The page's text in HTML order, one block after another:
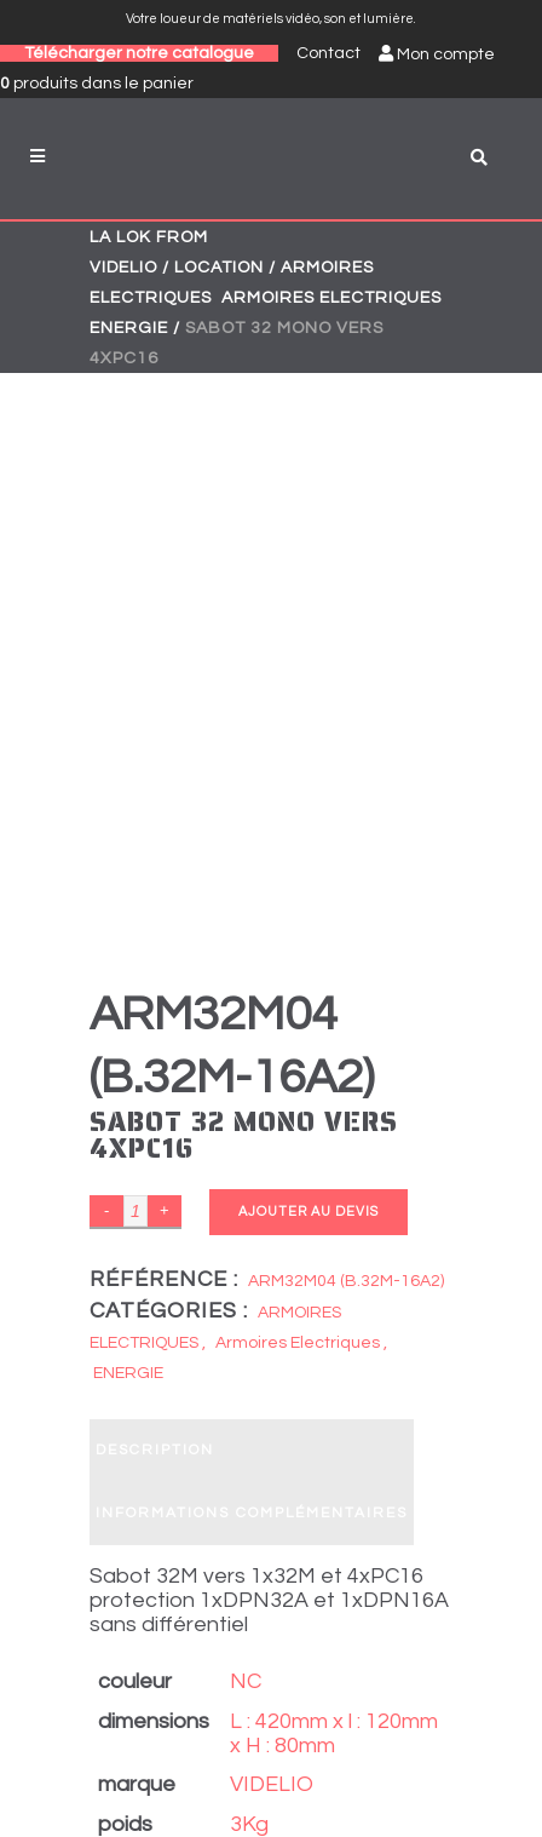
Votre loueur de matériels vidéo, son et lumière.
Télécharger notre catalogue Contact
Mon compte
0 produits dans le panier
LA LOK FROM
VIDELIO / LOCATION / ARMOIRES
ELECTRIQUES ARMOIRES ELECTRIQUES
ENERGIE / SABOT 32 MONO VERS
4XPC16
ARM32M04
(B.32M-16A2)
SABOT 32 MONO VERS
4XPC16
SABOT
Mono
vers
4xPC16
quantity
AJOUTER AU DEVIS
RÉFÉRENCE : ARM32M04 (B.32M-16A2)
CATÉGORIES :
ARMOIRES
ELECTRIQUES , Armoires Electriques ,
ENERGIE
Sabot 32M vers 1x32M et 4xPC16
protection 1xDPN32A et 1xDPN16A
sans différentiel
couleur
NC
dimensions
L : 420mm x l : 120mm
x H : 80mm
marque
VIDELIO
poids
3Kg